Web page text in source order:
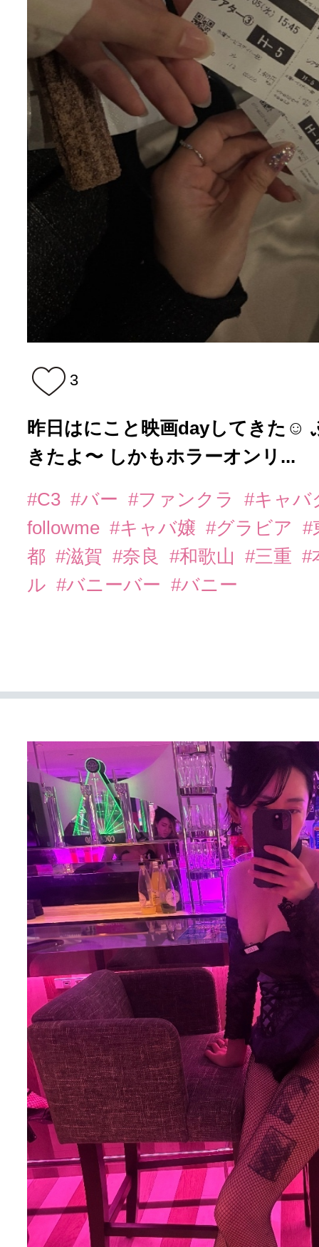
3
昨日はにこと映画dayしてきた☺️
きたよ〜 しかもホラーオンリ...
#C3 #バー #ファンクラ
#キャ
followme #キャバ嬢 #グラビア
#
都 #滋賀 #奈良 #和歌山 #三重 #
ル #バニーバー #バニー